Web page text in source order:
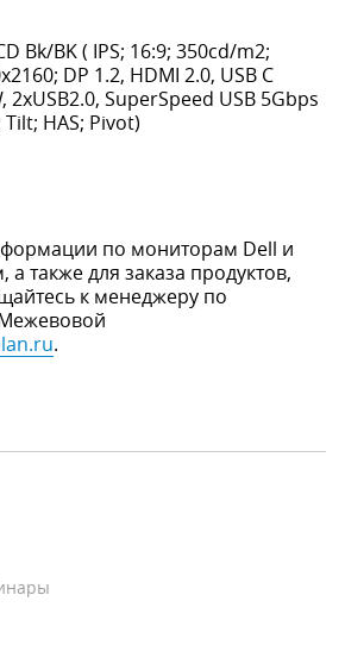
Bk/BK ( IPS; 16:9; 350cd/m2;
DP 1.2, HDMI 2.0, USB C
2xUSB2.0, SuperSpeed USB 5Gbps
HAS; Pivot)
по мониторам Dell и
а также для заказа продуктов,
к менеджеру по
.